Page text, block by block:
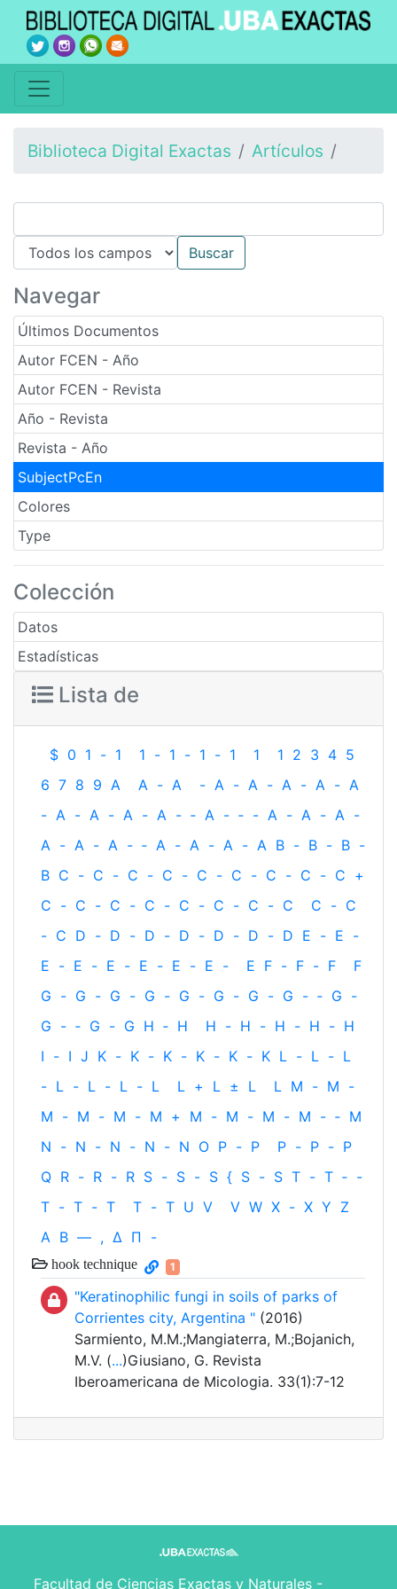
Biblioteca Digital Exactas Artículos
Navegar
Últimos Documentos
Autor FCEN - Año
Autor FCEN - Revista
Año - Revista
Revista - Año
SubjectPcEn
Colores
Type
Colección
Datos
Estadísticas
Lista de
$ 0 1 - 1 1 - 1 - 1 - 1 1 1 2 3 4 5
6 7 8 9 A A - A - A - A - A - A - A
- A - A - A - A - ‐ A - ‐ - A - A - A -
A - A - A - ‐ A - A - A - A B - B - B -
B C - C - C - C - C - C - C - C - C +
C - C - C - C - C - C - C - C C - C
- C D - D - D - D - D - D - D E - E -
E - E - E - E - E - E - E F - F - F
F
G - G - G - G - G - G - G - G - ‐ G -
G - ‐ G - G H ‐ H H - H - H - H - H
I - I J K - K - K - K - K - K L - L - L
- L - L - L - L L + L ± L L M - M -
M - M - M - M + M - M - M - M - ‐ M
N - N - N - N - N O P - P P - P - P
Q R - R - R S - S - S { S - S T - T ‐ -
T - T - T T - T U V V W X - X Y Z
Α Β — , Δ Π -
hook technique 1
"Keratinophilic fungi in soils of parks of
Corrientes city, Argentina " (2016)
Sarmiento, M.M.;Mangiaterra, M.;Bojanich,
M.V. (...)Giusiano, G. Revista
Iberoamericana de Micologia. 33(1):7-12
Facultad de Ciencias Exactas y Naturales -